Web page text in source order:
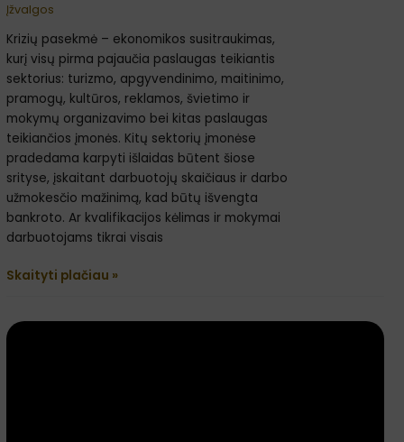
Įžvalgos
Krizių pasekmė – ekonomikos susitraukimas,
kurį visų pirma pajaučia paslaugas teikiantis
sektorius: turizmo, apgyvendinimo, maitinimo,
pramogų, kultūros, reklamos, švietimo ir
mokymų organizavimo bei kitas paslaugas
teikiančios įmonės. Kitų sektorių įmonėse
pradedama karpyti išlaidas būtent šiose
srityse, įskaitant darbuotojų skaičiaus ir darbo
užmokesčio mažinimą, kad būtų išvengta
bankroto. Ar kvalifikacijos kėlimas ir mokymai
darbuotojams tikrai visais
Skaityti plačiau »
Strategija